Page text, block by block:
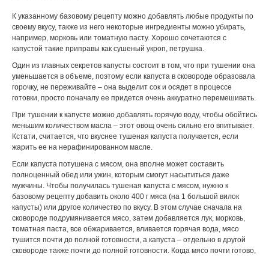
К указанному базовому рецепту можно добавлять любые продукты по
своему вкусу, также из него некоторые ингредиенты можно убирать,
например, морковь или томатную пасту. Хорошо сочетаются с
капустой такие приправы как сушеный укроп, петрушка.
Один из главных секретов капусты состоит в том, что при тушении она
уменьшается в объеме, поэтому если капуста в сковороде образовала
горочку, не переживайте – она выделит сок и осядет в процессе
готовки, просто поначалу ее придется очень аккуратно перемешивать.
При тушении к капусте можно добавлять горячую воду, чтобы обойтись
меньшим количеством масла – этот овощ очень сильно его впитывает.
Кстати, считается, что вкуснее тушеная капуста получается, если
жарить ее на нерафинированном масле.
Если капуста потушена с мясом, она вполне может составить
полноценный обед или ужин, которым смогут насытиться даже
мужчины. Чтобы получилась тушеная капуста с мясом, нужно к
базовому рецепту добавить около 400 г мяса (на 1 большой вилок
капусты) или другое количество по вкусу. В этом случае сначала на
сковороде подрумянивается мясо, затем добавляется лук, морковь,
томатная паста, все обжаривается, вливается горячая вода, мясо
тушится почти до полной готовности, а капуста – отдельно в другой
сковороде также почти до полной готовности. Когда мясо почти готово,